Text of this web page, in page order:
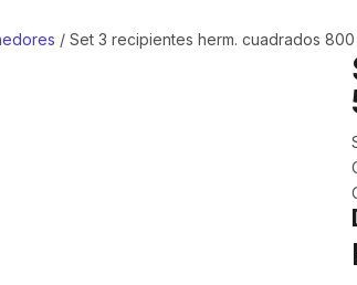
/ Set 3 recipientes herm. cuadrados 800